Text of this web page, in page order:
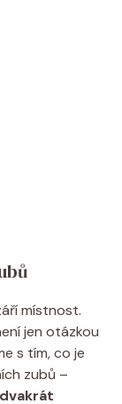
místnost.
jen otázkou
s tím, co je
zubů –